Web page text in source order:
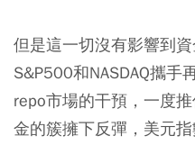
但是這一切沒有影響到
S&P500和NASDAQ攜手
repo市場的干預，一度
金的簇擁下反彈，美元